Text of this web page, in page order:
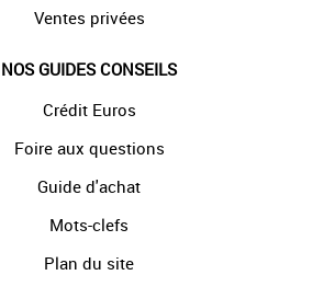
Ventes privées
NOS GUIDES CONSEILS
Crédit Euros
Foire aux questions
Guide d'achat
Mots-clefs
Plan du site